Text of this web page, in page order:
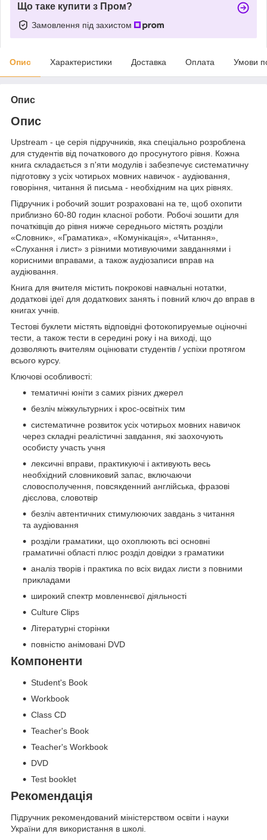
Що таке купити з Пром?
Замовлення під захистом
Опис Характеристики Доставка Оплата Умови
Опис
Опис
Upstream - це серія підручників, яка спеціально розроблена
для студентів від початкового до просунутого рівня. Кожна
книга складається з п'яти модулів і забезпечує систематичну
підготовку з усіх чотирьох мовних навичок - аудіювання,
говоріння, читання й письма - необхідним на цих рівнях.
Підручник і робочий зошит розраховані на те, щоб охопити
приблизно 60-80 годин класної роботи. Робочі зошити для
початківців до рівня нижче середнього містять розділи
«Словник», «Граматика», «Комунікація», «Читання»,
«Слухання і лист» з різними мотивуючими завданнями і
корисними вправами, а також аудіозаписи вправ на
аудіювання.
Книга для вчителя містить покрокові навчальні нотатки,
додаткові ідеї для додаткових занять і повний ключ до вправ в
книгах учнів.
Тестові буклети містять відповідні фотокопируемые оціночні
тести, а також тести в середині року і на виході, що
дозволяють вчителям оцінювати студентів / успіхи протягом
всього курсу.
Ключові особливості:
тематичні юніти з самих різних джерел
безліч міжкультурних і крос-освітніх тим
систематичне розвиток усіх чотирьох мовних навичок
через складні реалістичні завдання, які заохочують
особисту участь учня
лексичні вправи, практикуючі і активують весь
необхідний словниковий запас, включаючи
словосполучення, повсякденний англійська, фразові
дієслова, словотвір
безліч автентичних стимулюючих завдань з читання
та аудіювання
розділи граматики, що охоплюють всі основні
граматичні області плюс розділ довідки з граматики
аналіз творів і практика по всіх видах листи з повними
прикладами
широкий спектр мовленнєвої діяльності
Culture Clips
Літературні сторінки
повністю анімовані DVD
Компоненти
Student's Book
Workbook
Class CD
Teacher's Book
Teacher's Workbook
DVD
Test booklet
Рекомендація
Підручник рекомендований міністерством освіти і науки
України для використання в школі.